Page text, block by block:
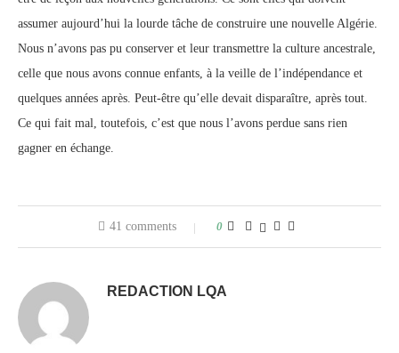
assumer aujourd’hui la lourde tâche de construire une nouvelle Algérie.
Nous n’avons pas pu conserver et leur transmettre la culture ancestrale,
celle que nous avons connue enfants, à la veille de l’indépendance et
quelques années après. Peut-être qu’elle devait disparaître, après tout.
Ce qui fait mal, toutefois, c’est que nous l’avons perdue sans rien
gagner en échange.
41 comments 0
REDACTION LQA